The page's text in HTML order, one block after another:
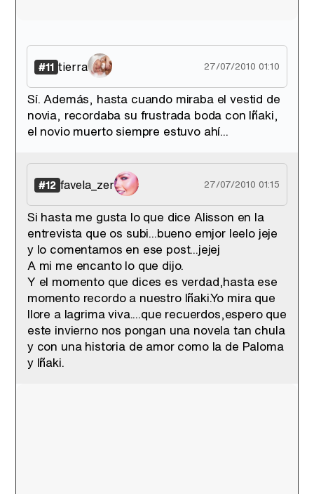
#11 tierra 27/07/2010 01:10
Sí. Además, hasta cuando miraba el vestid de
novia, recordaba su frustrada boda con Iñaki,
el novio muerto siempre estuvo ahí...
#12 favela_zer 27/07/2010 01:15
Si hasta me gusta lo que dice Alisson en la
entrevista que os subi...bueno emjor leelo jeje
y lo comentamos en ese post...jejej
A mi me encanto lo que dijo.
Y el momento que dices es verdad,hasta ese
momento recordo a nuestro Iñaki.Yo mira que
llore a lagrima viva....que recuerdos,espero que
este invierno nos pongan una novela tan chula
y con una historia de amor como la de Paloma
y Iñaki.